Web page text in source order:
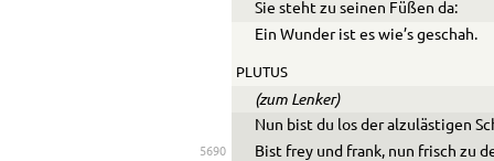
Sie steht zu seinen Füßen da:
Ein Wunder ist es wie’s geschah.
PLUTUS
(zum Lenker)
Nun bist du los der alzulästigen
5690
Bist frey und frank, nun frisch zu